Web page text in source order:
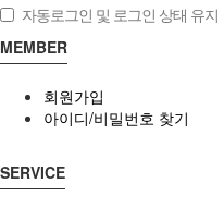
자동로그인 및 로그인 상태 유지
MEMBER
회원가입
아이디/비밀번호 찾기
SERVICE